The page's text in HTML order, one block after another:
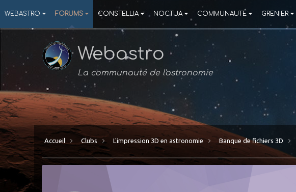
WEBASTRO FORUMS CONSTELLIA NOCTUA COMMUNAUTÉ GRENIER
Webastro
La communauté de l'astronomie
Accueil Clubs L'impression 3D en astronomie Banque de fichiers 3D